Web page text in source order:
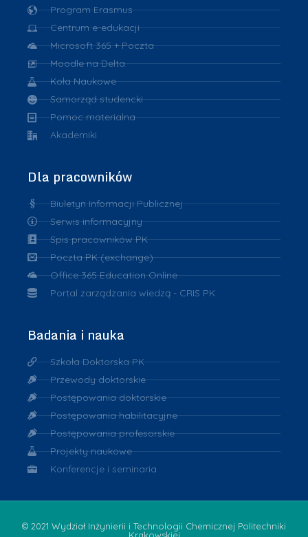
Program Erasmus
Centrum e-edukacji
Microsoft 365 + Poczta
Moodle na Delta
Koła Naukowe
Samorząd studencki
Pomoc materialna
Akademiki
Dla pracowników
Biuletyn Informacji Publicznej
Serwis informacyjny
Spis pracowników PK
Poczta PK (exchange)
Office 365 Education Online
Portal zarządzania wiedzą - CRIS PK
Badania i nauka
Szkoła Doktorska PK
Przewody doktorskie
Postępowania doktorskie
Postępowania habilitacyjne
Postępowania profesorskie
Projekty naukowe
Konferencje i seminaria
© 2021 Wydział Inżynierii i Technologii Chemicznej Politechniki
Krakowskiej